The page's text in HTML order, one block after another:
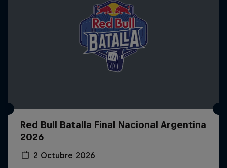
Red Bull Batalla Final Nacional Argentina
2026
2 Octubre 2026